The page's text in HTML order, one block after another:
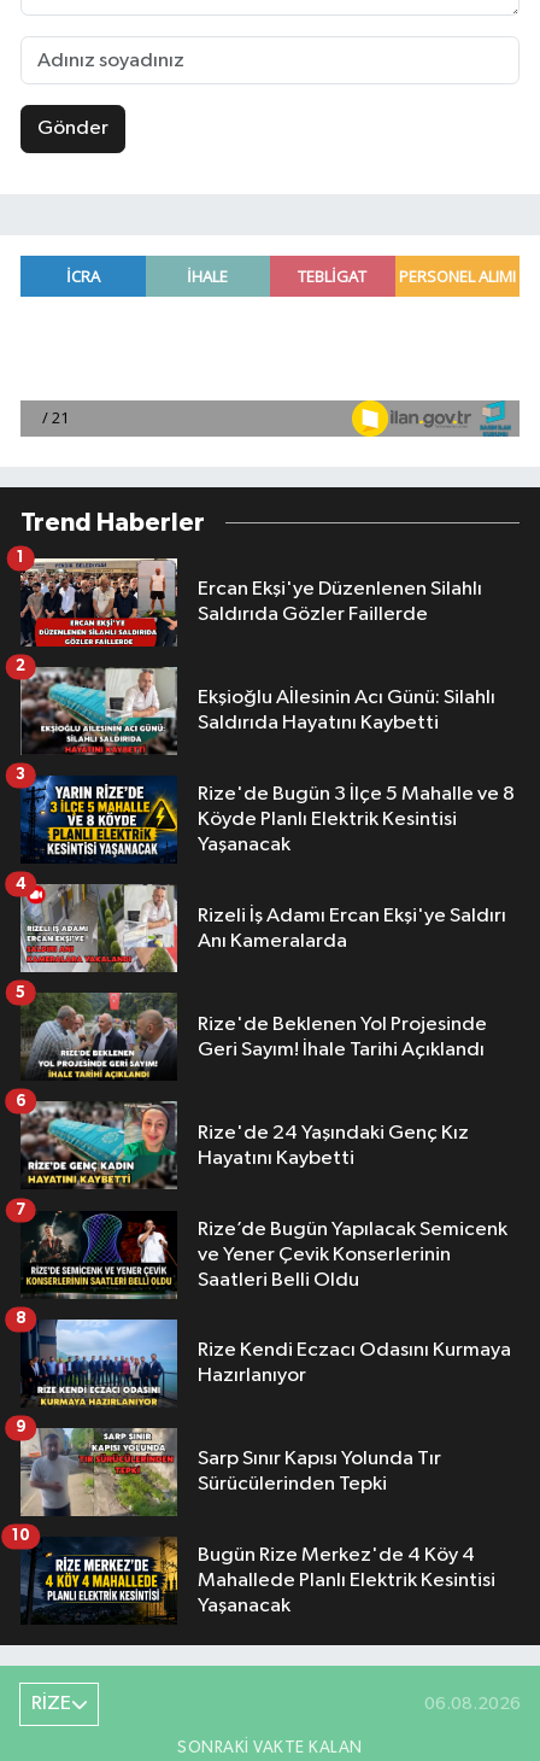
Gönder
Trend Haberler
Ercan Ekşi'ye Düzenlenen Silahlı
Saldırıda Gözler Faillerde
1
Ekşioğlu Aİlesinin Acı Günü: Silahlı
Saldırıda Hayatını Kaybetti
2
Rize'de Bugün 3 İlçe 5 Mahalle ve 8
Köyde Planlı Elektrik Kesintisi
Yaşanacak
3
Rizeli İş Adamı Ercan Ekşi'ye Saldırı
Anı Kameralarda
4
Rize'de Beklenen Yol Projesinde
Geri Sayım! İhale Tarihi Açıklandı
5
Rize'de 24 Yaşındaki Genç Kız
Hayatını Kaybetti
6
Rize’de Bugün Yapılacak Semicenk
ve Yener Çevik Konserlerinin
Saatleri Belli Oldu
7
Rize Kendi Eczacı Odasını Kurmaya
Hazırlanıyor
8
Sarp Sınır Kapısı Yolunda Tır
Sürücülerinden Tepki
9
Bugün Rize Merkez'de 4 Köy 4
Mahallede Planlı Elektrik Kesintisi
Yaşanacak
10
RİZE 06.08.2026
SONRAKI VAKTE KALAN